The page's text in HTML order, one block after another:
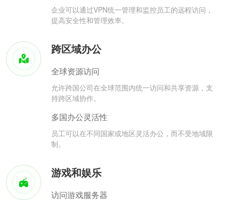
企业可以通过VPN统一管理和监控员工的远程访问，
提高安全性和管理效率。
跨区域办公
全球资源访问
允许跨国公司在全球范围内统一访问和共享资源，支
持跨区域协作。
多国办公灵活性
员工可以在不同国家或地区灵活办公，而不受地域限
制。
游戏和娱乐
访问游戏服务器